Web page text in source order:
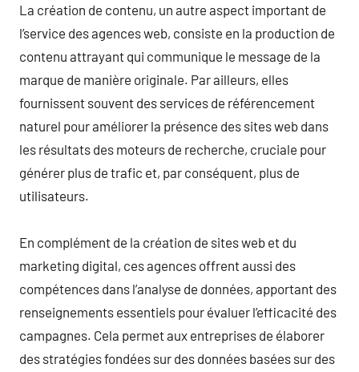
La création de contenu, un autre aspect important de
l’service des agences web, consiste en la production de
contenu attrayant qui communique le message de la
marque de manière originale. Par ailleurs, elles
fournissent souvent des services de référencement
naturel pour améliorer la présence des sites web dans
les résultats des moteurs de recherche, cruciale pour
générer plus de trafic et, par conséquent, plus de
utilisateurs.
En complément de la création de sites web et du
marketing digital, ces agences offrent aussi des
compétences dans l’analyse de données, apportant des
renseignements essentiels pour évaluer l’efficacité des
campagnes. Cela permet aux entreprises de élaborer
des stratégies fondées sur des données basées sur des